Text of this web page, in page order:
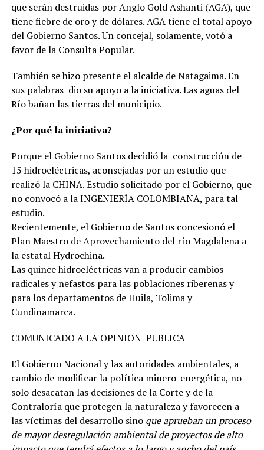
que serán destruidas por Anglo Gold Ashanti (AGA), que
tiene fiebre de oro y de dólares. AGA tiene el total apoyo
del Gobierno Santos. Un concejal, solamente, votó a
favor de la Consulta Popular.
También se hizo presente el alcalde de Natagaima. En
sus palabras dio su apoyo a la iniciativa. Las aguas del
Río bañan las tierras del municipio.
¿Por qué la iniciativa?
Porque el Gobierno Santos decidió la construcción de
15 hidroeléctricas, aconsejadas por un estudio que
realizó la CHINA. Estudio solicitado por el Gobierno, que
no convocó a la INGENIERÍA COLOMBIANA, para tal
estudio.
Recientemente, el Gobierno de Santos concesionó el
Plan Maestro de Aprovechamiento del río Magdalena a
la estatal Hydrochina.
Las quince hidroeléctricas van a producir cambios
radicales y nefastos para las poblaciones ribereñas y
para los departamentos de Huila, Tolima y
Cundinamarca.
COMUNICADO A LA OPINION PUBLICA
El Gobierno Nacional y las autoridades ambientales, a
cambio de modificar la política minero-energética, no
solo desacatan las decisiones de la Corte y de la
Contraloría que protegen la naturaleza y favorecen a
las víctimas del desarrollo sino que aprueban un proceso
de mayor desregulación ambiental de proyectos de alto